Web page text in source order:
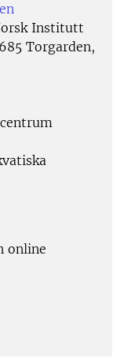
Institutt
Torgarden,
online